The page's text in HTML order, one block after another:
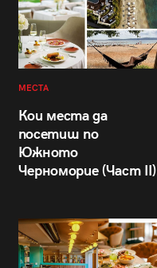
МЕСТА
Кои места да
посетиш по
Южното
Черноморие (Част II)